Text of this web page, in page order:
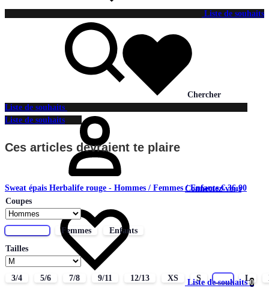
Chercher
Connectez-vous
Liste de souhaits 0
Liste de souhaits
Liste de souhaits
Liste de souhaits
Ces articles devraient te plaire
Sweat épais Herbalife rouge - Hommes / Femmes / Enfants€36,90
Coupes
Femmes
Enfants
Tailles
3/4 5/6 7/8 9/11 12/13 XS S L